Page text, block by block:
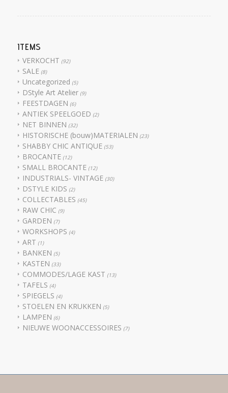
ITEMS
VERKOCHT (92)
SALE (8)
Uncategorized (5)
DStyle Art Atelier (9)
FEESTDAGEN (6)
ANTIEK SPEELGOED (2)
NET BINNEN (32)
HISTORISCHE (bouw)MATERIALEN (23)
SHABBY CHIC ANTIQUE (53)
BROCANTE (12)
SMALL BROCANTE (12)
INDUSTRIALS- VINTAGE (30)
DSTYLE KIDS (2)
COLLECTABLES (45)
RAW CHIC (9)
GARDEN (7)
WORKSHOPS (4)
ART (1)
BANKEN (5)
KASTEN (33)
COMMODES/LAGE KAST (13)
TAFELS (4)
SPIEGELS (4)
STOELEN EN KRUKKEN (5)
LAMPEN (6)
NIEUWE WOONACCESSOIRES (7)